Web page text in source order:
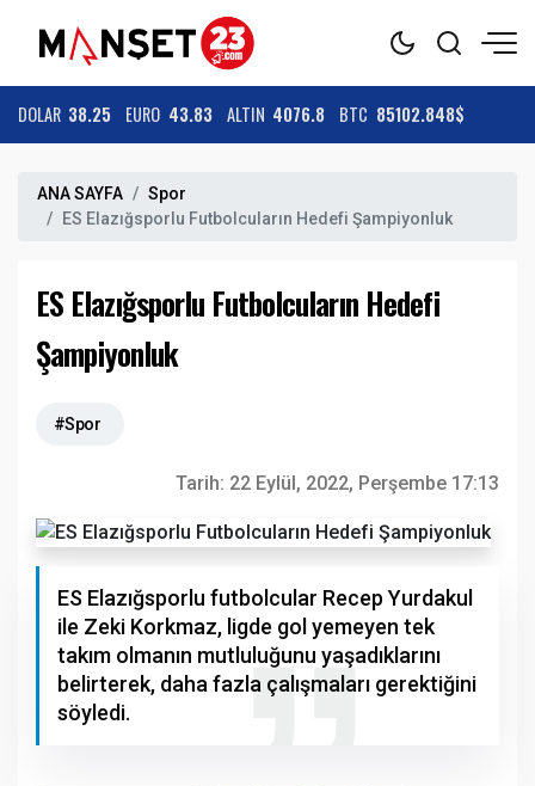
DOLAR 38.25 EURO 43.83 ALTIN 4076.8 BTC 85102.848$
ANA SAYFA
Spor
ES Elazığsporlu Futbolcuların Hedefi Şampiyonluk
ES Elazığsporlu Futbolcuların Hedefi
Şampiyonluk
#Spor
Tarih: 22 Eylül, 2022, Perşembe 17:13
ES Elazığsporlu futbolcular Recep Yurdakul
ile Zeki Korkmaz, ligde gol yemeyen tek
takım olmanın mutluluğunu yaşadıklarını
belirterek, daha fazla çalışmaları gerektiğini
söyledi.